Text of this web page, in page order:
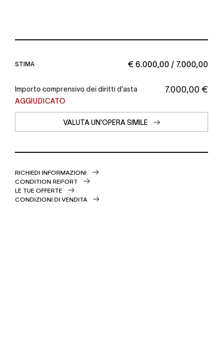
€ 6.000,00 / 7.000,00
STIMA
€ 7.000,00
Importo comprensivo dei diritti d'asta
AGGIUDICATO
VALUTA UN'OPERA SIMILE
RICHIEDI INFORMAZIONI
CONDITION REPORT
LE TUE OFFERTE
CONDIZIONI DI VENDITA